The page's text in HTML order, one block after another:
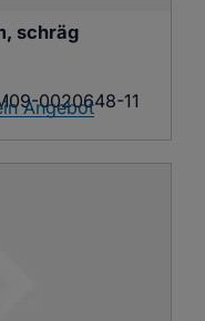
schräg
0020648-11
Angebot